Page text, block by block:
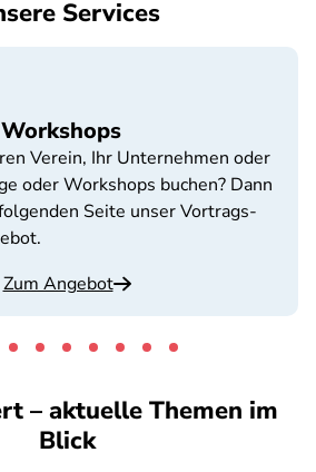
Services
Verein, Ihr Unternehmen oder
oder Workshops buchen? Dann
Seite unser Vortrags-
Zum Angebot
– aktuelle Themen im
Blick